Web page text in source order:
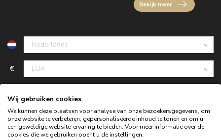
Bekijk meer
€
Wij gebruiken cookies
We kunnen deze plaatsen voor analyse van onze bezoekersgegevens, om
onze website te verbeteren, gepersonaliseerde inhoud te tonen en om u
een geweldige website-ervaring te bieden. Voor meer informatie over de
cookies die we gebruiken opent u de instellingen.